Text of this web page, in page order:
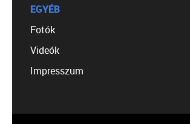
EGYÉB
Fotók
Videók
Impresszum